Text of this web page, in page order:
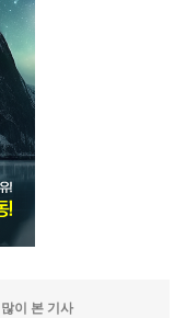
많이 본 기사